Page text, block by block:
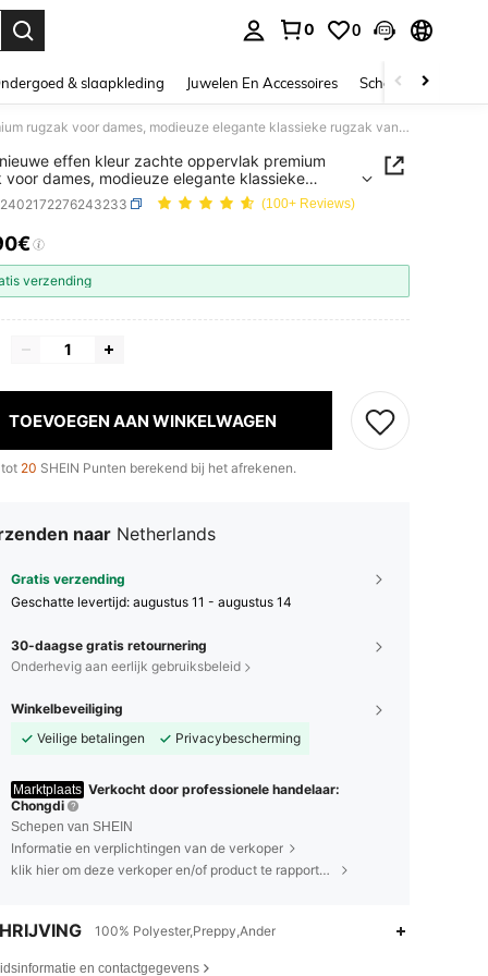
0 0
& slaapkleding Juwelen En Accessoires Schoonheid &
1 stuk nieuwe effen kleur zachte oppervlak premium rugzak voor dames, modieuze elegante klassieke rugzak van Oxford-stof
effen kleur zachte oppervlak premium
voor dames, modieuze elegante klassieke
van Oxford-stof
(100+ Reviews)
AND AVAILABILITY
verzending
TOEVOEGEN AAN WINKELWAGEN
20 SHEIN Punten berekend bij het afrekenen.
naar Netherlands
Gratis verzending
Geschatte levertijd: augustus 11 - augustus 14
30-daagse gratis retournering
Onderhevig aan eerlijk gebruiksbeleid
Winkelbeveiliging
Veilige betalingen
Privacybescherming
Marktplaats Verkocht door professionele handelaar:
Chongdi
Schepen van SHEIN
Informatie en verplichtingen van de verkoper
klik hier om deze verkoper en/of product te rapporteren.
100% Polyester,Preppy,Ander
en contactgegevens
4.89 16